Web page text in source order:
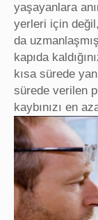
yaşayanlara
yerleri için
da
kapıda
kısa sürede
sürede verilen
kaybınızı en